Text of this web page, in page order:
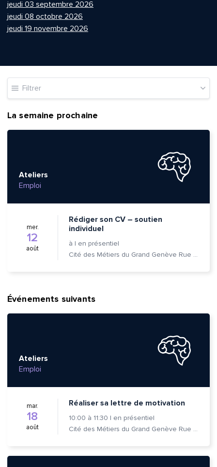
jeudi 03 septembre 2026
jeudi 08 octobre 2026
jeudi 19 novembre 2026
Filtrer
La semaine prochaine
Ateliers
Emploi
mer.
12
août
Rédiger son CV – soutien
individuel
à | en présentiel
Cité des Métiers du Grand Genève Rue Prévost-Martin 6 1205 Genève
Événements suivants
Ateliers
Emploi
mar.
18
août
Réaliser sa lettre de motivation
10:00 à 11:30 | en présentiel
Cité des Métiers du Grand Genève Rue Prévost-Martin 6 1205 Genève